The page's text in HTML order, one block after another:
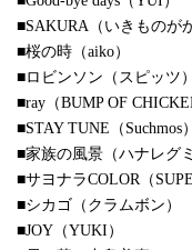
■SAKURA（いきものが
■桜の時（aiko）
■ロビンソン（スピッツ）
■ray（BUMP OF
■STAY TUNE（Suchmos）
■家族の風景（ハナレグミ
■サヨナラCOLOR（
■シカゴ（クラムボン）
■JOY（YUKI）